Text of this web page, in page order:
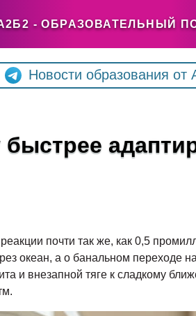
- ОБРАЗОВАТЕЛЬНЫЙ
Новости образования от
быстрее
почти так же, как 0,5
океан, а о банальном переходе
и внезапной тяге к сладкому